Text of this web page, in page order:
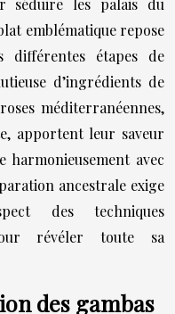
séduire les palais du
emblématique repose
différentes étapes de
d’ingrédients de
méditerranéennes,
apportent leur saveur
harmonieusement avec
ancestrale exige
des techniques
révéler toute sa
des gambas